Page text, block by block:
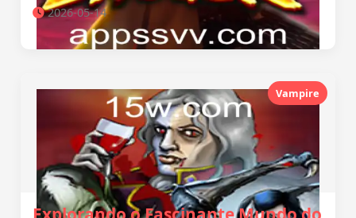
2026-05-14
Vampire